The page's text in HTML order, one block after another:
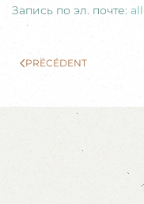
Запись по эл. почте:
PRÉCÉDENT